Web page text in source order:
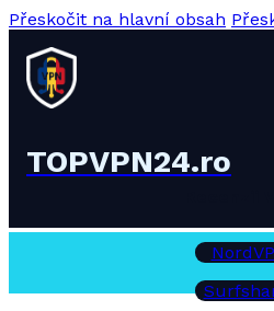
Přeskočit na hlavní obsah
TOPVPN24.ro